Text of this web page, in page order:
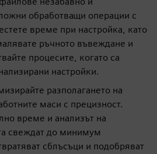
обработващи операции с
време при настройка, като
ръчното въвеждане и
процесите, когато са
настройки.
разполагането на
маси с прецизност.
време и анализът на
свеждат до минимум
сблъсъци и подобряват